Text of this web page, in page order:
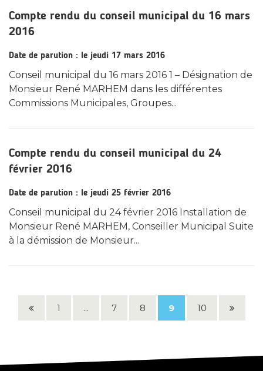
Compte rendu du conseil municipal du 16 mars
2016
Date de parution : le jeudi 17 mars 2016
Conseil municipal du 16 mars 2016 1 – Désignation de
Monsieur René MARHEM dans les différentes
Commissions Municipales, Groupes...
Compte rendu du conseil municipal du 24
février 2016
Date de parution : le jeudi 25 février 2016
Conseil municipal du 24 février 2016 Installation de
Monsieur René MARHEM, Conseiller Municipal Suite
à la démission de Monsieur...
Page
précédente
1 ... 7 8 9 10
Page